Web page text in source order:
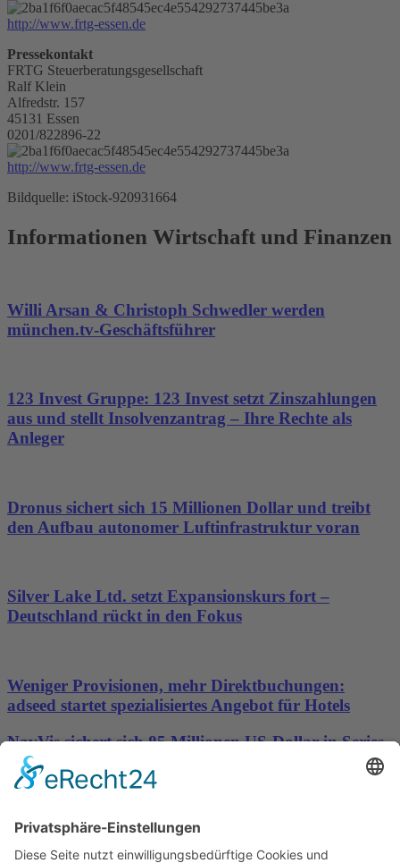
http://www.frtg-essen.de
Pressekontakt
FRTG Steuerberatungsgesellschaft
Ralf Klein
Alfredstr. 157
45131 Essen
0201/822896-22
http://www.frtg-essen.de
Bildquelle: iStock-920931664
Informationen Wirtschaft und Finanzen
Willi Arsan & Christoph Schwedler werden
münchen.tv-Geschäftsführer
123 Invest Gruppe: 123 Invest setzt Zinszahlungen
aus und stellt Insolvenzantrag – Ihre Rechte als
Anleger
Dronus sichert sich 15 Millionen Dollar und treibt
den Aufbau autonomer Luftinfrastruktur voran
Silver Lake Ltd. setzt Expansionskurs fort –
Deutschland rückt in den Fokus
Weniger Provisionen, mehr Direktbuchungen:
adseed startet spezialisiertes Angebot für Hotels
NavVis sichert sich 85 Millionen US-Dollar in Series-
D-Finanzierungsrunde, um die Datengrundlage für
physische KI bereitzustellen
Impressum